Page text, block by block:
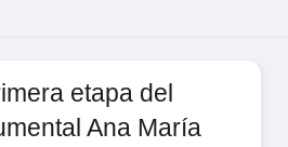
etapa del
Ana María